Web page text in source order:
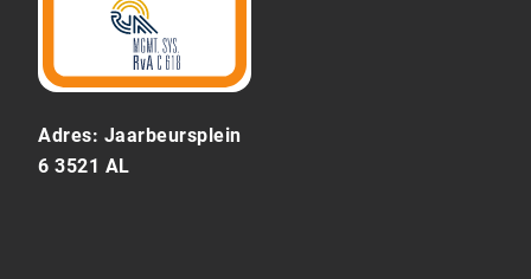
Adres: Jaarbeursplein
6 3521 AL